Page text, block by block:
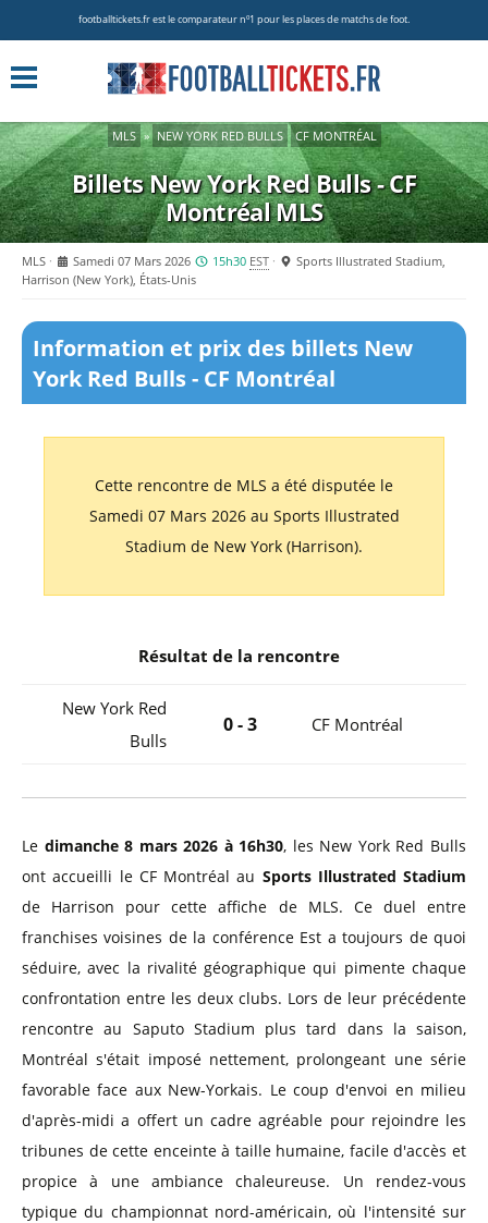
footballtickets.fr est le comparateur nº1 pour les places de matchs de foot.
MLS » NEW YORK RED BULLS CF MONTRÉAL
Billets New York Red Bulls - CF
MontréalMLS
MLS Samedi 07 Mars 2026 15h30 EST
Sports Illustrated Stadium,
Harrison (New York), États-Unis
Information et prix des billets New
York Red Bulls - CF Montréal
Cette rencontre de MLS a été disputée le
Samedi 07 Mars 2026 au Sports Illustrated
Stadium de New York (Harrison).
Résultat de la rencontre
New York Red
Bulls
0 - 3 CF Montréal
Le dimanche 8 mars 2026 à 16h30, les New York Red Bulls
ont accueilli le CF Montréal au Sports Illustrated Stadium
de Harrison pour cette affiche de MLS. Ce duel entre
franchises voisines de la conférence Est a toujours de quoi
séduire, avec la rivalité géographique qui pimente chaque
confrontation entre les deux clubs. Lors de leur précédente
rencontre au Saputo Stadium plus tard dans la saison,
Montréal s'était imposé nettement, prolongeant une série
favorable face aux New-Yorkais. Le coup d'envoi en milieu
d'après-midi a offert un cadre agréable pour rejoindre les
tribunes de cette enceinte à taille humaine, facile d'accès et
propice à une ambiance chaleureuse. Un rendez-vous
typique du championnat nord-américain, où l'intensité sur